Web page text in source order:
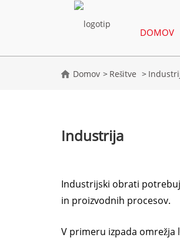
DOMOV
Domov Rešitve
Industrija
Industrijski obrati
in proizvodnih procesov.
V primeru izpada omrežja